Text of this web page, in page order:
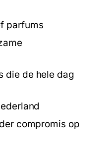
parfums
die de hele dag
compromis op